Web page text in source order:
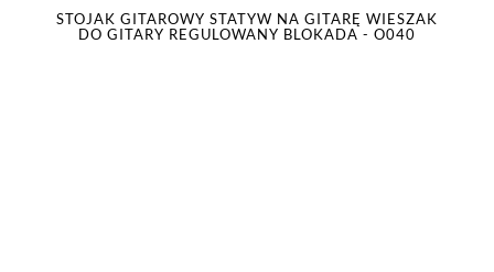
STOJAK GITAROWY STATYW NA GITARĘ WIESZAK
DO GITARY REGULOWANY BLOKADA - O040